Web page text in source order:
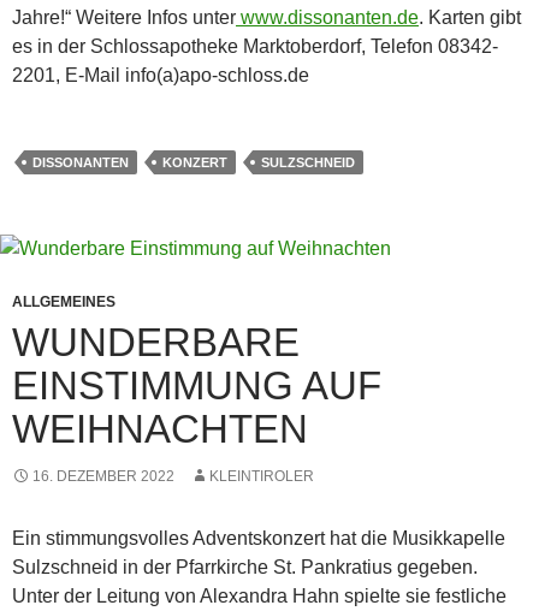
Jahre!“ Weitere Infos unter www.dissonanten.de. Karten gibt
es in der Schlossapotheke Marktoberdorf, Telefon 08342-
2201, E-Mail info(a)apo-schloss.de
DISSONANTEN KONZERT SULZSCHNEID
ALLGEMEINES
WUNDERBARE
EINSTIMMUNG AUF
WEIHNACHTEN
16. DEZEMBER 2022 KLEINTIROLER
Ein stimmungsvolles Adventskonzert hat die Musikkapelle
Sulzschneid in der Pfarrkirche St. Pankratius gegeben.
Unter der Leitung von Alexandra Hahn spielte sie festliche